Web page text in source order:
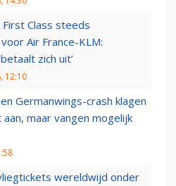
First Class steeds
Air France-KLM:
zich uit’
12:10
Germanwings-crash klagen
maar vangen mogelijk
wereldwijd onder